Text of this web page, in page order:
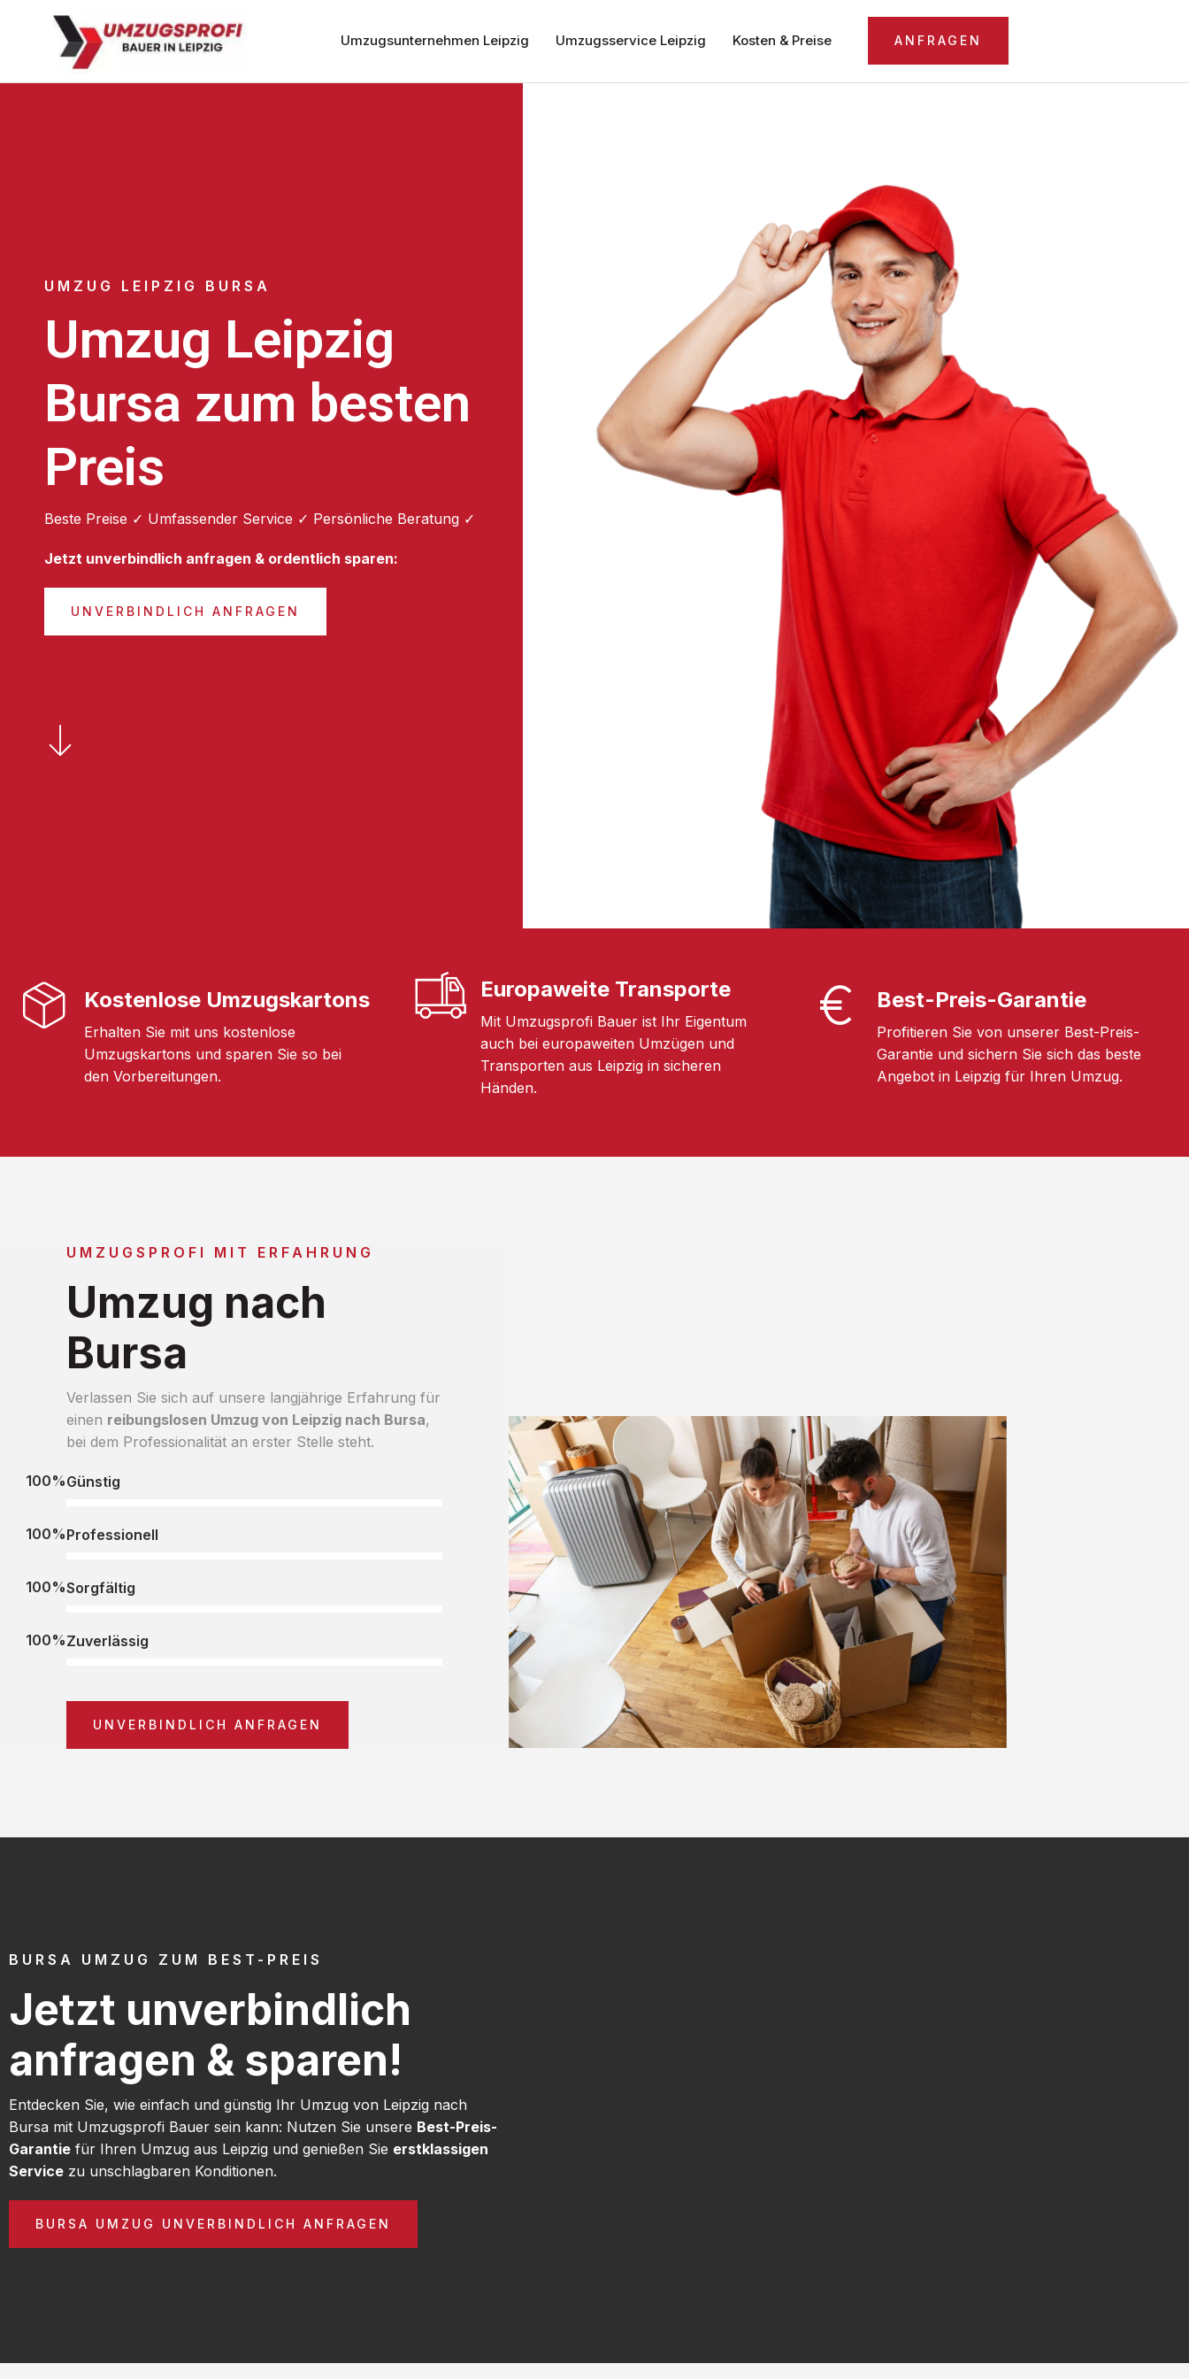
Umzugsunternehmen Leipzig Umzugsservice Leipzig Kosten & Preise ANFRAGEN
UMZUG LEIPZIG BURSA
Umzug Leipzig
Bursa zum besten
Preis
Beste Preise ✓ Umfassender Service ✓ Persönliche Beratung ✓
Jetzt unverbindlich anfragen & ordentlich sparen:
UNVERBINDLICH ANFRAGEN
Kostenlose Umzugskartons
Erhalten Sie mit uns kostenlose
Umzugskartons und sparen Sie so bei
den Vorbereitungen.
Europaweite Transporte
Mit Umzugsprofi Bauer ist Ihr Eigentum
auch bei europaweiten Umzügen und
Transporten aus Leipzig in sicheren
Händen.
Best-Preis-Garantie
Profitieren Sie von unserer Best-Preis-
Garantie und sichern Sie sich das beste
Angebot in Leipzig für Ihren Umzug.
UMZUGSPROFI MIT ERFAHRUNG
Umzug nach
Bursa
Verlassen Sie sich auf unsere langjährige Erfahrung für
einen reibungslosen Umzug von Leipzig nach Bursa,
bei dem Professionalität an erster Stelle steht.
Günstig
100%
Professionell
100%
Sorgfältig
100%
Zuverlässig
100%
UNVERBINDLICH ANFRAGEN
BURSA UMZUG ZUM BEST-PREIS
Jetzt unverbindlich
anfragen & sparen!
Entdecken Sie, wie einfach und günstig Ihr Umzug von Leipzig nach
Bursa mit Umzugsprofi Bauer sein kann: Nutzen Sie unsere Best-Preis-
Garantie für Ihren Umzug aus Leipzig und genießen Sie erstklassigen
Service zu unschlagbaren Konditionen.
BURSA UMZUG UNVERBINDLICH ANFRAGEN